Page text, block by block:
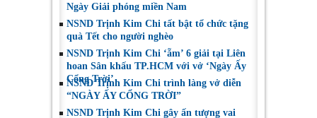
Ngày Giải phóng miền Nam
NSND Trịnh Kim Chi tất bật tổ chức tặng
quà Tết cho người nghèo
NSND Trịnh Kim Chi ‘ẵm’ 6 giải tại Liên
hoan Sân khấu TP.HCM với vở ‘Ngày Ấy
Cổng Trời’
NSND Trịnh Kim Chi trình làng vở diễn
“NGÀY ẤY CỔNG TRỜI”
NSND Trịnh Kim Chi gây ấn tượng vai